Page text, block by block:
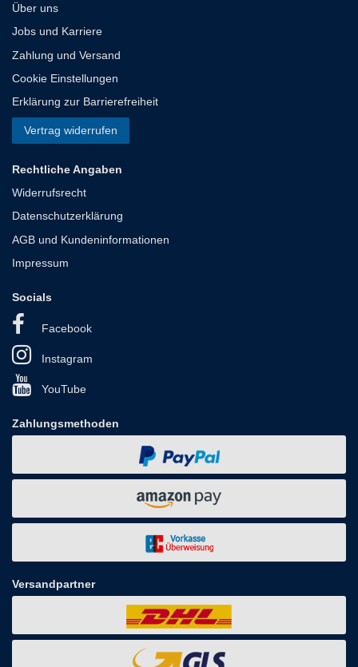
Über uns
Jobs und Karriere
Zahlung und Versand
Cookie Einstellungen
Erklärung zur Barrierefreiheit
Vertrag widerrufen
Rechtliche Angaben
Widerrufsrecht
Datenschutzerklärung
AGB und Kundeninformationen
Impressum
Socials
Facebook
Instagram
YouTube
Zahlungsmethoden
Versandpartner